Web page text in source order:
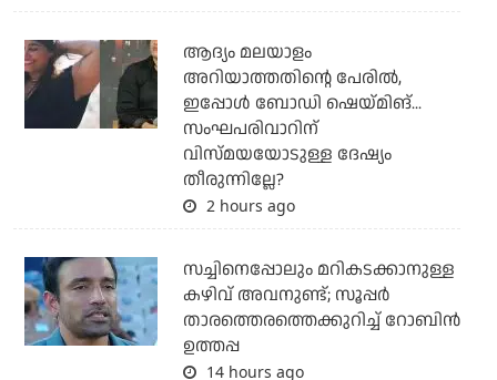
ആദ്യം മലയാളം
അറിയാത്തതിന്റെ പേരില്‍,
ഇപ്പോള്‍ ബോഡി ഷെയ്മിങ്...
സംഘപരിവാറിന്
വിസ്മയയോടുള്ള ദേഷ്യം
തീരുന്നില്ലേ?
2 hours ago
സച്ചിനെപ്പോലും മറികടക്കാനുള്ള
കഴിവ് അവനുണ്ട്; സൂപ്പര്‍
താരത്തെരത്തെക്കുറിച്ച് റോബിന്‍
ഉത്തപ്പ
14 hours ago